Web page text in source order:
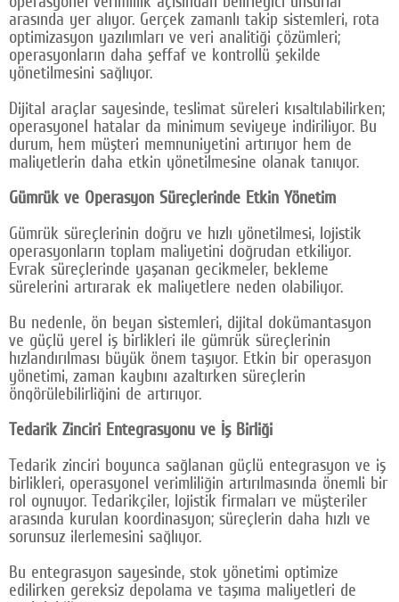
arasında yer alıyor. Gerçek zamanlı takip sistemleri, rota
optimizasyon yazılımları ve veri analitiği çözümleri;
operasyonların daha şeffaf ve kontrollü şekilde
yönetilmesini sağlıyor.
Dijital araçlar sayesinde, teslimat süreleri kısaltılabilirken;
operasyonel hatalar da minimum seviyeye indiriliyor. Bu
durum, hem müşteri memnuniyetini artırıyor hem de
maliyetlerin daha etkin yönetilmesine olanak tanıyor.
Gümrük ve Operasyon Süreçlerinde Etkin Yönetim
Gümrük süreçlerinin doğru ve hızlı yönetilmesi, lojistik
operasyonların toplam maliyetini doğrudan etkiliyor.
Evrak süreçlerinde yaşanan gecikmeler, bekleme
sürelerini artırarak ek maliyetlere neden olabiliyor.
Bu nedenle, ön beyan sistemleri, dijital dokümantasyon
ve güçlü yerel iş birlikleri ile gümrük süreçlerinin
hızlandırılması büyük önem taşıyor. Etkin bir operasyon
yönetimi, zaman kaybını azaltırken süreçlerin
öngörülebilirliğini de artırıyor.
Tedarik Zinciri Entegrasyonu ve İş Birliği
Tedarik zinciri boyunca sağlanan güçlü entegrasyon ve iş
birlikleri, operasyonel verimliliğin artırılmasında önemli bir
rol oynuyor. Tedarikçiler, lojistik firmaları ve müşteriler
arasında kurulan koordinasyon; süreçlerin daha hızlı ve
sorunsuz ilerlemesini sağlıyor.
Bu entegrasyon sayesinde, stok yönetimi optimize
edilirken gereksiz depolama ve taşıma maliyetleri de